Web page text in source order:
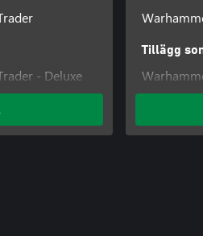
- Deluxe
Tillägg
Pack
Pack